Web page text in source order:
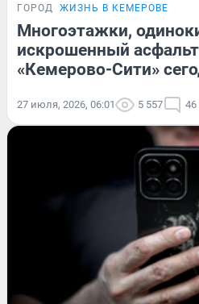
ГОРОД ЖИЗНЬ В КЕМЕРОВЕ
Многоэтажки,
искрошенный
«Кемерово-Сити»
27 июля, 2026, 06:01 5 557 46